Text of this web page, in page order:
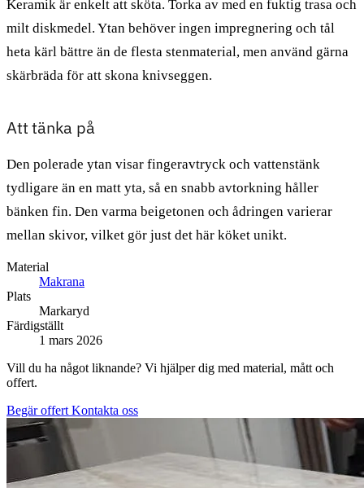
Keramik är enkelt att sköta. Torka av med en fuktig trasa och
milt diskmedel. Ytan behöver ingen impregnering och tål
heta kärl bättre än de flesta stenmaterial, men använd gärna
skärbräda för att skona knivseggen.
Att tänka på
Den polerade ytan visar fingeravtryck och vattenstänk
tydligare än en matt yta, så en snabb avtorkning håller
bänken fin. Den varma beigetonen och ådringen varierar
mellan skivor, vilket gör just det här köket unikt.
Material
Makrana
Plats
Markaryd
Färdigställt
1 mars 2026
Vill du ha något liknande? Vi hjälper dig med material, mått och
offert.
Begär offert Kontakta oss